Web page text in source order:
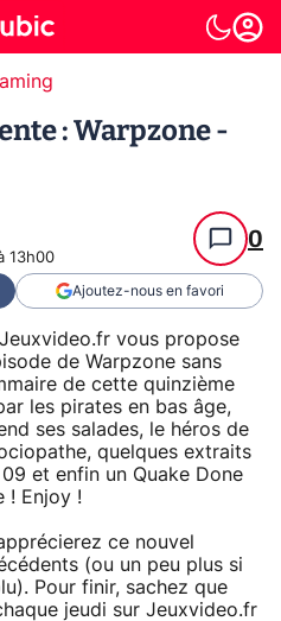
: Warpzone -
13h00
0
Ajoutez-nous en favori
vous propose
de Warpzone sans
de cette quinzième
les pirates en bas âge,
ses salades, le héros de
quelques extraits
et enfin un Quake Done
! Enjoy !
ce nouvel
(ou un peu plus si
Pour finir, sachez que
jeudi sur Jeuxvideo.fr